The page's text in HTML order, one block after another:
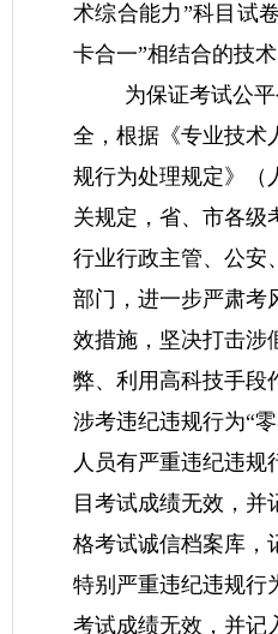
术综合能力”科目试
卡合一”相结合的技术
为保证考试公
全，根据《专业技术
规行为处理规定》（
关规定，省、市各级
行业行政主管、公安
部门，进一步严肃考
效措施，坚决打击涉
弊、利用高科技手段
涉考违纪违规行为“
人员有严重违纪违规
目考试成绩无效，并
格考试诚信档案库，
特别严重违纪违规行
考试成绩无效，并记